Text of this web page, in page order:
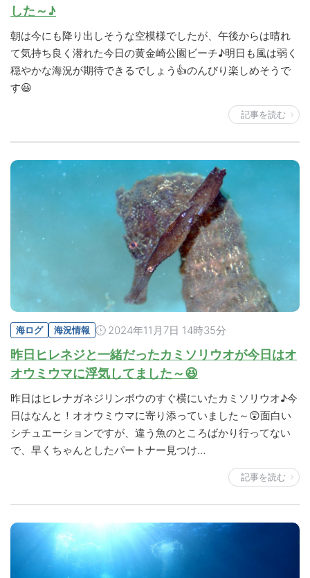
した～♪
朝は今にも降り出しそうな空模様でしたが、午後からは晴れ
て気持ち良く潜れた今日の黄金崎公園ビーチ♪明日も風は弱く
穏やかな海況が期待できるでしょう👍のんびり楽しめそうで
す😃
記事を読む
海ログ 海況情報 2024年11月7日 14時35分
昨日ヒレネジと一緒だったカミソリウオが今日はオ
オウミウマに浮気してました～😆
昨日はヒレナガネジリンボウのすぐ横にいたカミソリウオ♪今
日はなんと！オオウミウマに寄り添っていました～😲面白い
シチュエーションですが、違う魚のところばかり行ってない
で、早くちゃんとしたパートナー見つけ…
記事を読む